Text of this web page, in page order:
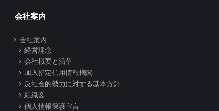
会社案内
会社案内
経営理念
会社概要と沿革
加入指定信用情報機関
反社会的勢力に対する基本方針
組織図
個人情報保護宣言